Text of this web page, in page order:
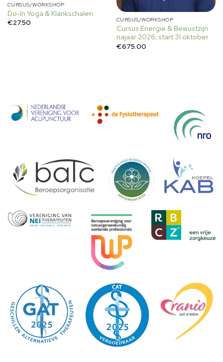
CURSUS/WORKSHOP
Do-In Yoga & Klankschalen
€27.50 CURSUS/WORKSHOP
Cursus Energie & Bewustzijn
najaar 2026, start 31 oktober
€675.00